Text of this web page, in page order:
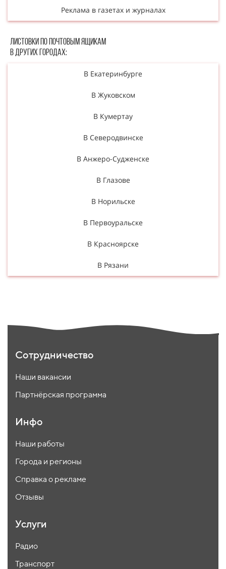
Реклама в газетах и журналах
Листовки по почтовым ящикам
в других городах:
В Екатеринбурге
В Жуковском
В Кумертау
В Северодвинске
В Анжеро-Судженске
В Глазове
В Норильске
В Первоуральске
В Красноярске
В Рязани
Сотрудничество
Наши вакансии
Партнёрская программа
Инфо
Наши работы
Города и регионы
Справка о рекламе
Отзывы
Услуги
Радио
Транспорт